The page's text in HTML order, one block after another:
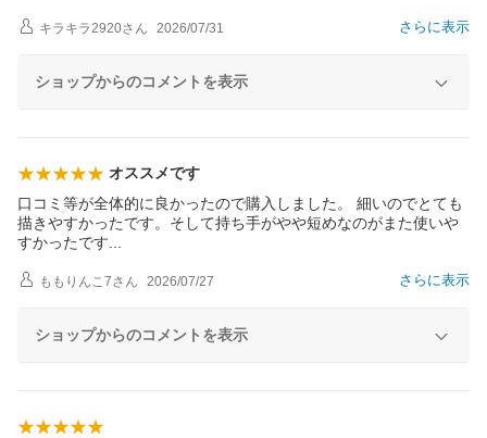
さらに表示
キラキラ2920さん 2026/07/31
ショップからのコメントを表示
オススメです
口コミ等が全体的に良かったので購入しました。 細いのでとても
描きやすかったです。そして持ち手がやや短めなのがまた使いや
すかったです
さらに表示
ももりんこ7さん 2026/07/27
ショップからのコメントを表示